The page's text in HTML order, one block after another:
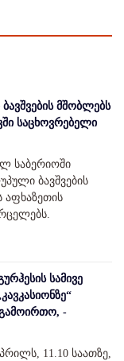
მშობლებს
საცხოვრებელი
საბერიოში
ბავშვების
აფხაზეთის
სამივე
-
11.10 საათზე,